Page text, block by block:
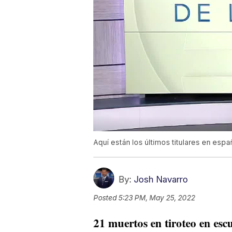
Aquí están los últimos titulares en
By: Josh Navarro
Posted5:23 PM, May 25, 2022
21 muertos en tiroteo en